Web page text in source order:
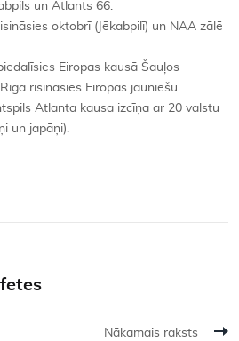
un Atlants 66.
oktobrī (Jēkabpilī) un NAA zālē
Eiropas kausā Šauļos
risināsies Eiropas jauniešu
Atlanta kausa izcīņa ar 20 valstu
un japāņi).
Nākamais raksts